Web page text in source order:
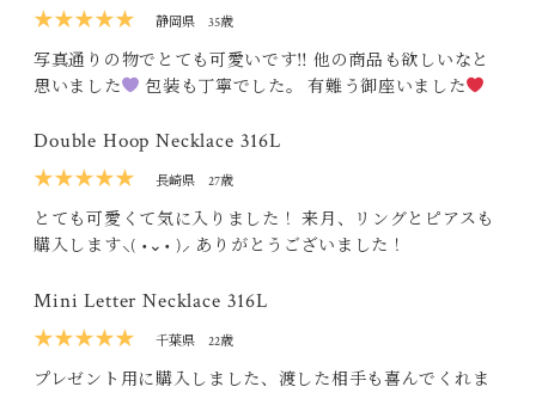
★★★★★
静岡県 35歳
写真通りの物でとても可愛いです‼ 他の商品も欲しいなと
思いました
包装も丁寧でした。 有難う御座いました
Double Hoop Necklace 316L
★★★★★
長崎県 27歳
とても可愛くて気に入りました！ 来月、リングとピアスも
購入します‪⸜( •⌄• )⸝‬ ありがとうございました！
Mini Letter Necklace 316L
★★★★★
千葉県 22歳
プレゼント用に購入しました、渡した相手も喜んでくれま